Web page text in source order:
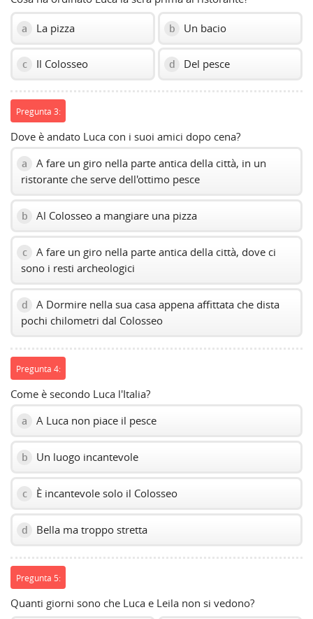
a La pizza b Un bacio
c Il Colosseo d Del pesce
Pregunta 3:
Dove è andato Luca con i suoi amici dopo cena?
a
A fare un giro nella parte antica della città, in un
ristorante che serve dell'ottimo pesce
b Al Colosseo a mangiare una pizza
c
A fare un giro nella parte antica della città, dove ci
sono i resti archeologici
d
A Dormire nella sua casa appena affittata che dista
pochi chilometri dal Colosseo
Pregunta 4:
Come è secondo Luca l'Italia?
a A Luca non piace il pesce
b Un luogo incantevole
c È incantevole solo il Colosseo
d Bella ma troppo stretta
Pregunta 5:
Quanti giorni sono che Luca e Leila non si vedono?